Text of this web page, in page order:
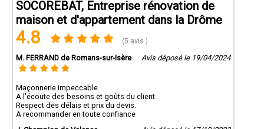
SOCOREBAT, Entreprise rénovation de
maison et d'appartement dans la Drôme
4.8 (5 avis )
M. FERRAND de Romans-sur-Isère Avis déposé le 19/04/2024
Maçonnerie impeccable.
A l'écoute des besoins et goûts du client.
Respect des délais et prix du devis.
A recommander en toute confiance